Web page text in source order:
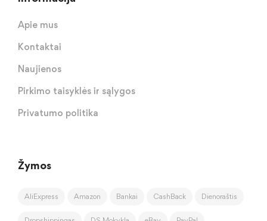
Apie mus
Kontaktai
Naujienos
Pirkimo taisyklės ir sąlygos
Privatumo politika
Žymos
AliExpress Amazon Bankai CashBack Dienoraštis